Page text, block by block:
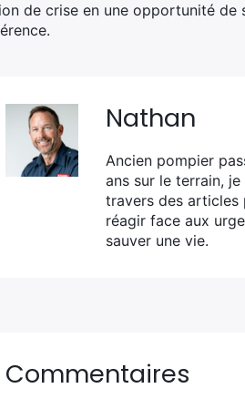
de crise en une opportunité
Nathan
Ancien pompier
ans sur le terrain,
travers des articles
réagir face aux
sauver une vie.
Commentaires